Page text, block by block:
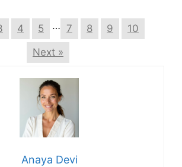
4 5 … 7 8 9
10
Next »
Anaya Devi